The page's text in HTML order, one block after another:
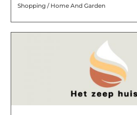
Shopping / Home And Garden